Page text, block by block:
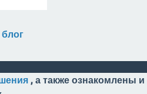
, а также ознакомлены и